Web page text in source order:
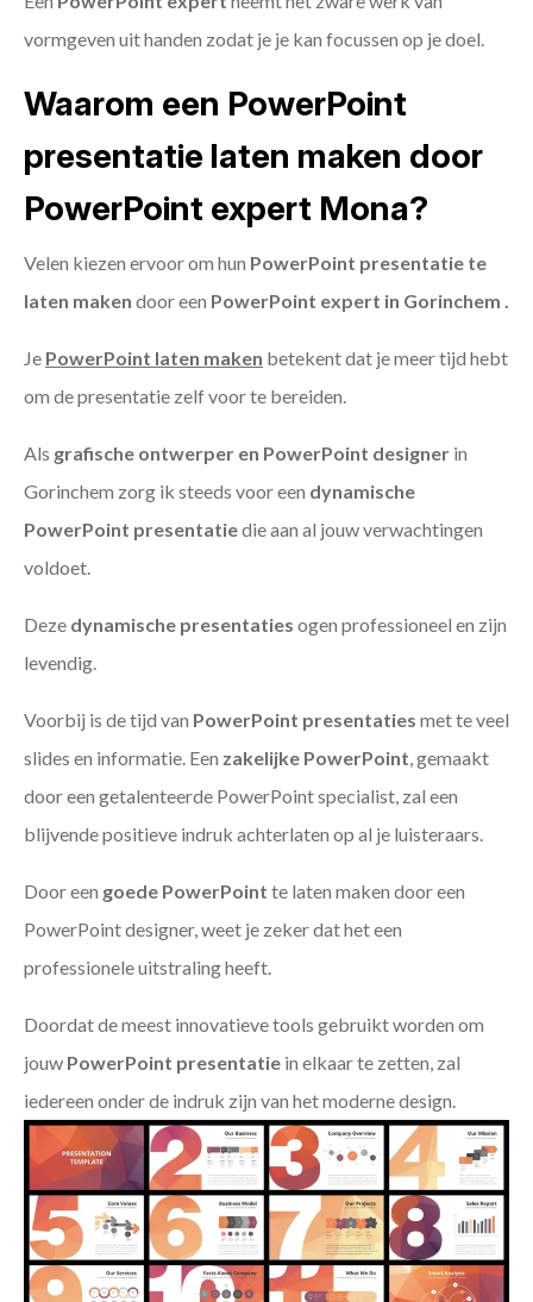
vormgeven uit handen zodat je je kan focussen op je doel.
Waarom een PowerPoint
presentatie laten maken door
PowerPoint expert Mona?
Velen kiezen ervoor om hun PowerPoint presentatie te
laten maken door een PowerPoint expert in Gorinchem .
Je PowerPoint laten maken betekent dat je meer tijd hebt
om de presentatie zelf voor te bereiden.
Als grafische ontwerper en PowerPoint designer in
Gorinchem zorg ik steeds voor een dynamische
PowerPoint presentatiedie aan al jouw verwachtingen
voldoet.
Deze dynamische presentaties ogen professioneel en zijn
levendig.
Voorbij is de tijd van PowerPoint presentaties met te veel
slides en informatie. Een zakelijke PowerPoint, gemaakt
door een getalenteerde PowerPoint specialist, zal een
blijvende positieve indruk achterlaten op al je luisteraars.
Door een goede PowerPoint te laten maken door een
PowerPoint designer, weet je zeker dat het een
professionele uitstraling heeft.
Doordat de meest innovatieve tools gebruikt worden om
jouw PowerPoint presentatie in elkaar te zetten, zal
iedereen onder de indruk zijn van het moderne design.